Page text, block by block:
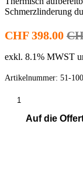
Schmerzlinderung
CHF 398.00
exkl. 8.1% MWST
Artikelnummer: 51-
Auf die
Matratze